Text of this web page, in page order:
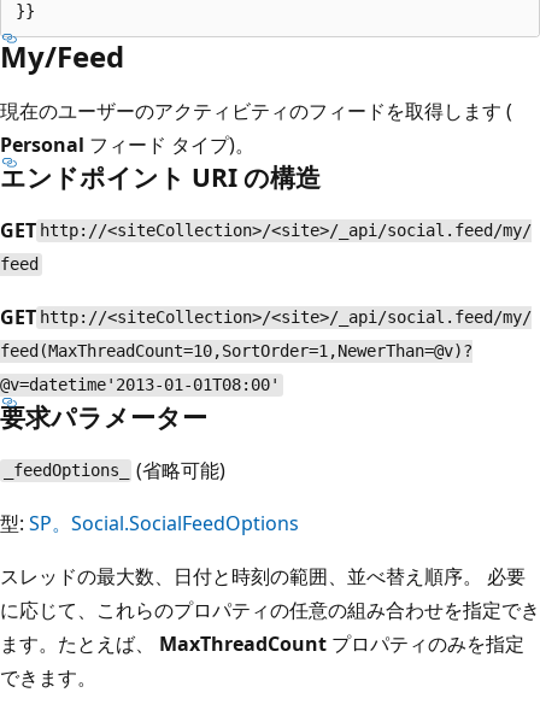
My/Feed
現在のユーザーのアクティビティのフィードを取得します (
Personal フィード タイプ)。
エンドポイント URI の構造
GET http://<siteCollection>/<site>/_api/social.feed/my/
feed
GET http://<siteCollection>/<site>/_api/social.feed/my/
feed(MaxThreadCount=10,SortOrder=1,NewerThan=@v)?
@v=datetime'2013-01-01T08:00'
要求パラメーター
_feedOptions_
(省略可能)
型: SP。Social.SocialFeedOptions
スレッドの最大数、日付と時刻の範囲、並べ替え順序。 必要
に応じて、これらのプロパティの任意の組み合わせを指定でき
ます。たとえば、 MaxThreadCount プロパティのみを指定
できます。